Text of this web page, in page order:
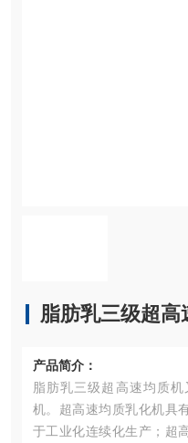
脂肪乳三级超高
产品简介：
脂肪乳三级超高速均质
机。超高速均质乳化机具
于工业化连续化生产；超